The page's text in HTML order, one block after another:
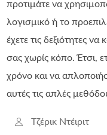
προτιμάτε να
λογισμικό ή το
έχετε τις δεξιότητες
σας χωρίς κόπο. Έτσι,
χρόνο και να
αυτές τις απλές
Τζέρικ Ντέιριτ